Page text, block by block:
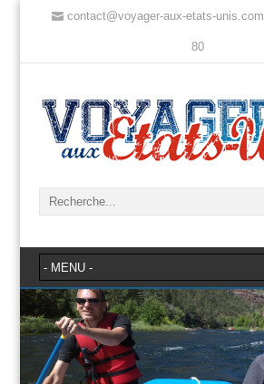
contact@voyager-aux-etats-unis.com
80